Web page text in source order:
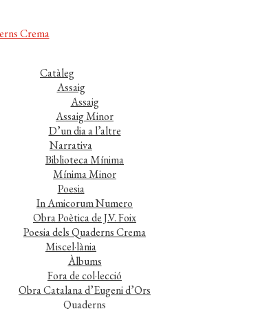
Catàleg
Assaig
Assaig
Assaig Minor
D’un dia a l’altre
Narrativa
Biblioteca Mínima
Mínima Minor
Poesia
In Amicorum Numero
Obra Poètica de J.V. Foix
Poesia dels Quaderns Crema
Miscel·lània
Àlbums
Fora de col·lecció
Obra Catalana d’Eugeni d’Ors
Quaderns